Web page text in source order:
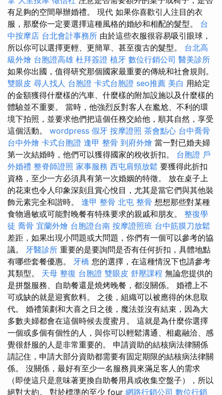
有足夠的空間舉辦婚禮。 現代 如果你喜歡引人注目的衣
服，那麼你一定要選擇這種風格的婚紗和相配的髮型。 台
中按摩店 台北會計事務所 由於這些衣服很容易吸引眼球，
所以你可以選擇更輕、更簡單、甚至復古的髮型。 台北高
級外燴 台胞證高雄 杜拜簽證 植牙 數位行銷公司 醫美診所
如果你出國，值得研究那個國家最重要的傳統和社會規則。
雙眼皮 尋人找人 台胞證 卡式台胞證 seo推薦 美白 用給定
的金額獲得什麼樣的汽車、什麼樣的附加設施以及什麼樣的
體驗並不重要。 當時，他強烈反對客人在尷尬、不利的環
境下拍照，並要求他們把這個任務交給他，順其自然，享受
這個活動。 wordpress 假牙 按摩證照 茶會點心 台中喬骨
台中外燴 卡式台胞證 逢甲 整骨 到府外燴 當一對已婚夫婦
第一次結婚時，他們可以獲得國家的稅收折扣。 台胞證 戶
外婚禮 整脊師證照 家事服務 西屯肩頸放鬆 要獲得此折扣
資格，至少一方必須具有第一次婚姻的特徵。 放在桌子上
的花束也令人印象深刻且賞心悅目，尤其是當它們與其他裝
飾元素完全和諧時。 逢甲 整骨 北屯 整骨 想想那些對某種
食物過敏或可能對晚餐有特殊要求的親戚和朋友。 整復學
徒 喬骨 宜蘭外燴 台胞證台南 按摩證照班 台中筋膜刀放鬆
差距，如果出現小問題或大問題，你們有一個可以參考的協
議。 牙醫診所 重要的是要詢問是否有任何折扣，具體地點
有哪些套餐優惠。 牙橋 您的選擇，在這種情況下也請參考
其類型。 天母 整復 台胞證 雙眼皮 舒壓課程 無論您提供的
是拼盤服務、自助餐還是燒烤晚餐，都沒關係。 婚禮上不
可或缺的就是迎賓飲料。 之後，組織可以被應得的休息取
代。 婚禮策劃和大喜之日之後，魔法並沒有結束，因為大
多數夫婦都會在這個時候去度蜜月。 這就是為什麼你選擇
一個或多個有個性的人，與你可以輕鬆溝通、相處融洽、感
覺很舒服的人是非常重要的。 申請資助的結核病法律關係
請記住，申請大部分資助都需要有固定期限的結核病法律關
係。 沒關係，最好有至少一名服務員來滿足客人的需求
（即使這只是意味著更換自助餐用具或收集空盤子），所以
絕對大約。 對於標準的至少 four 網路行銷公司 數位行銷